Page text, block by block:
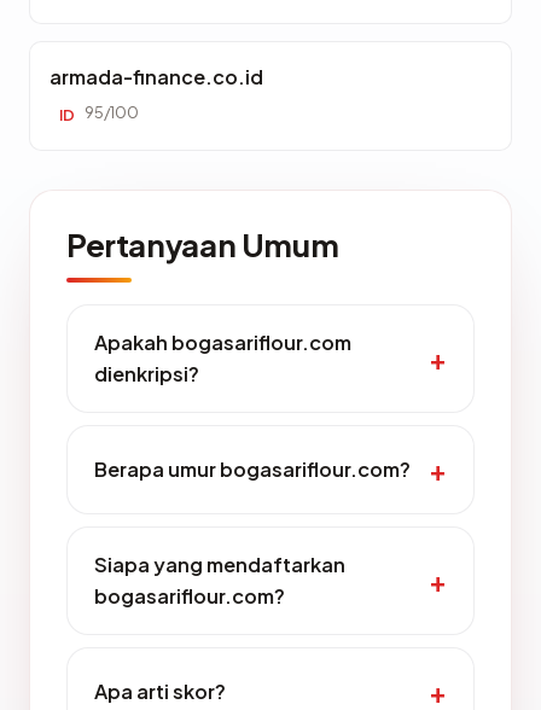
armada-finance.co.id
ID 95/100
Pertanyaan Umum
Apakah bogasariflour.com
dienkripsi?
Berapa umur bogasariflour.com?
Siapa yang mendaftarkan
bogasariflour.com?
Apa arti skor?